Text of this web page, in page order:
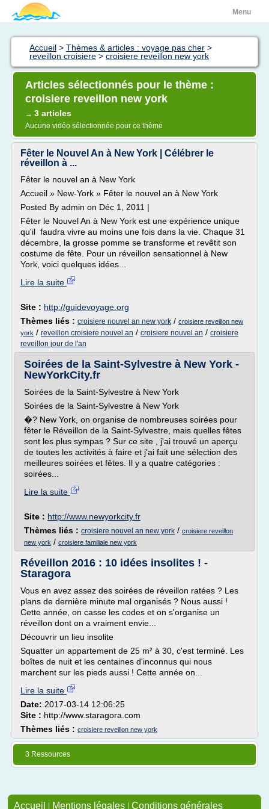
Menu
Accueil > Thèmes & articles : voyage pas cher >
reveillon croisiere > croisiere reveillon new york
Articles sélectionnés pour le thème :
croisiere reveillon new york
→ 3 articles
Aucune vidéo sélectionnée pour ce thème
Fêter le Nouvel An à New York | Célébrer le
réveillon à ...
Fêter le nouvel an à New York
Accueil » New-York » Fêter le nouvel an à New York
Posted By admin on Déc 1, 2011 |
Fêter le Nouvel An à New York est une expérience unique
qu'il faudra vivre au moins une fois dans la vie. Chaque 31
décembre, la grosse pomme se transforme et revêtit son
costume de fête. Pour un réveillon sensationnel à New
York, voici quelques idées...
Lire la suite
Site : http://guidevoyage.org
Thèmes liés : croisiere nouvel an new york / croisiere reveillon new
york / reveillon croisiere nouvel an / croisiere nouvel an / croisiere
reveillon jour de l'an
Soirées de la Saint-Sylvestre à New York -
NewYorkCity.fr
Soirées de la Saint-Sylvestre à New York
Soirées de la Saint-Sylvestre à New York
�? New York, on organise de nombreuses soirées pour
fêter le Réveillon de la Saint-Sylvestre, mais quelles fêtes
sont les plus sympas ? Sur ce site , j'ai trouvé un aperçu
de toutes les activités à faire et j'ai fait une sélection des
meilleures soirées et fêtes. Il y a quatre catégories :
soirées...
Lire la suite
Site : http://www.newyorkcity.fr
Thèmes liés : croisiere nouvel an new york / croisiere reveillon
new york / croisiere familiale new york
Réveillon 2016 : 10 idées insolites ! -
Staragora
Vous en avez assez des soirées de réveillon ratées ? Les
plans de dernière minute mal organisés ? Nous aussi !
Cette année, on casse les codes et on s'organise un
réveillon dont on a vraiment envie...
Découvrir un lieu insolite
Squatter un appartement de 25 m² à 30, c'est terminé. Les
boîtes de nuit et les centaines d'inconnus qui nous
marchent sur les pieds aussi ! Cette année on...
Lire la suite
Date: 2017-03-14 12:06:25
Site : http://www.staragora.com
Thèmes liés : croisiere reveillon new york
3 Ressources
Accueil | Mentions légales | Conditions générales